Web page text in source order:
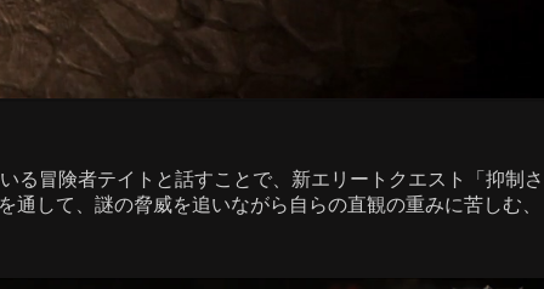
る冒険者テイトと話すことで、新エリートクエスト「抑制さ
して、謎の脅威を追いながら自らの直観の重みに苦しむ、